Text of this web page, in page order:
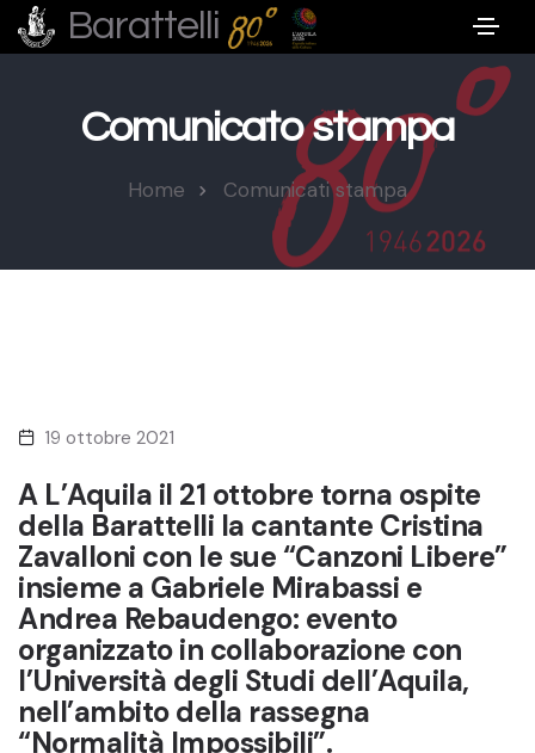
Barattelli
Comunicato stampa
Home Comunicati stampa
19 ottobre 2021
A L’Aquila il 21 ottobre torna ospite
della Barattelli la cantante Cristina
Zavalloni con le sue “Canzoni Libere”
insieme a Gabriele Mirabassi e
Andrea Rebaudengo: evento
organizzato in collaborazione con
l’Università degli Studi dell’Aquila,
nell’ambito della rassegna
“Normalità Impossibili”.